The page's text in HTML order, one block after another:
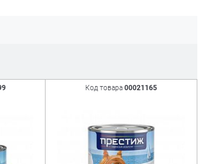
Код товара00021165